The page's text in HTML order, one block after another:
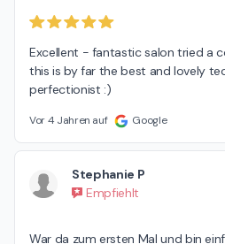
Excellent - fantastic salon tried a
this is by far the best and lovely
perfectionist :)
Vor 4 Jahren auf Google
Stephanie P
Empfiehlt
War da zum ersten Mal und bin